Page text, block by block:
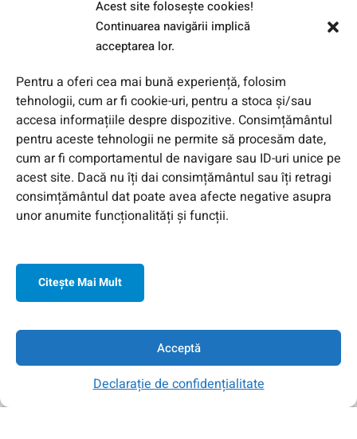
Acest site foloseşte cookies!
Continuarea navigării implică
acceptarea lor.
Pentru a oferi cea mai bună experiență, folosim
tehnologii, cum ar fi cookie-uri, pentru a stoca și/sau
accesa informațiile despre dispozitive. Consimțământul
pentru aceste tehnologii ne permite să procesăm date,
cum ar fi comportamentul de navigare sau ID-uri unice pe
acest site. Dacă nu îți dai consimțământul sau îți retragi
consimțământul dat poate avea afecte negative asupra
unor anumite funcționalități și funcții.
Citeşte Mai Mult
Acceptă
Declarație de confidențialitate
© 2026 Toate Drepturile Rezervate de Genway Romania
Contul Meu Căutare